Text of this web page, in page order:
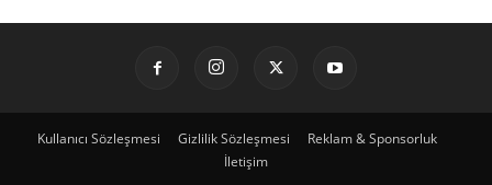
Kullanıcı Sözleşmesi Gizlilik Sözleşmesi
Reklam & Sponsorluk
İletişim